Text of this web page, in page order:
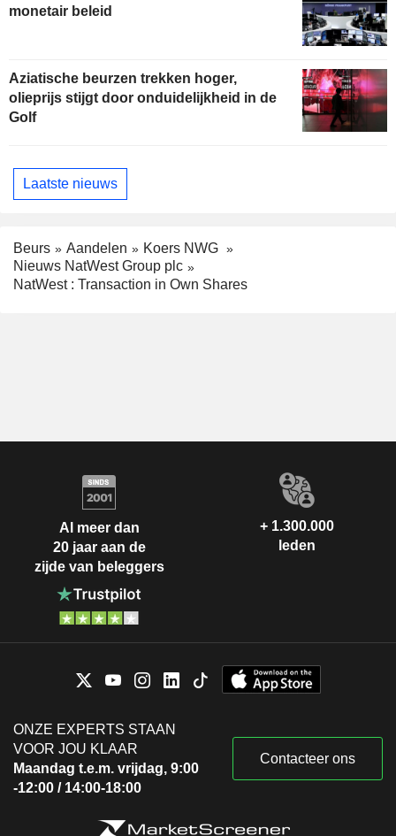
monetair beleid
Aziatische beurzen trekken hoger,
olieprijs stijgt door onduidelijkheid in de
Golf
Laatste nieuws
Beurs Aandelen
Koers NWG
Nieuws NatWest Group plc
NatWest : Transaction in Own Shares
Al meer dan
20 jaar aan de
zijde van beleggers
+ 1.300.000
leden
ONZE EXPERTS STAAN
VOOR JOU KLAAR
Maandag t.e.m. vrijdag, 9:00
-12:00 / 14:00-18:00
Contacteer ons